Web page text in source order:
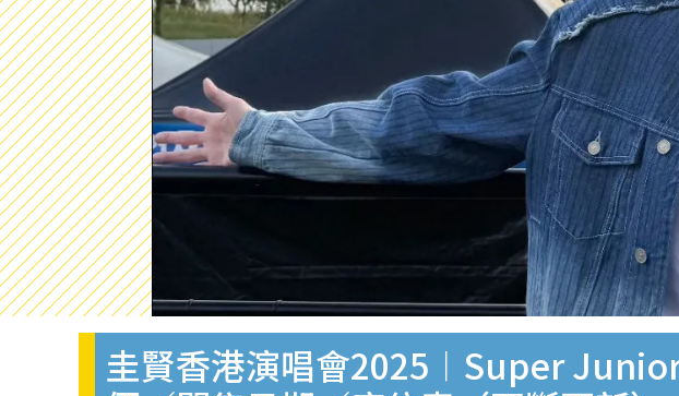
圭賢香港演唱會2025︱Super